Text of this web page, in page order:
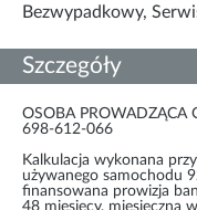
Bezwypadkowy,
Szczegóły
OSOBA PROWADZĄCA
698-612-066
Kalkulacja wykonana
używanego samochodu
finansowana prowizja